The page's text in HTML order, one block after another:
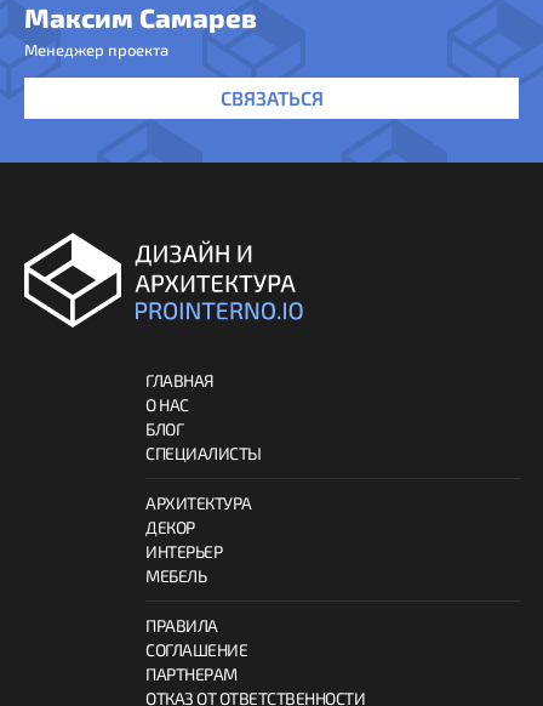
Максим Самарев
Менеджер проекта
СВЯЗАТЬСЯ
ГЛАВНАЯ
О НАС
БЛОГ
СПЕЦИАЛИСТЫ
АРХИТЕКТУРА
ДЕКОР
ИНТЕРЬЕР
МЕБЕЛЬ
ПРАВИЛА
СОГЛАШЕНИЕ
ПАРТНЕРАМ
ОТКАЗ ОТ ОТВЕТСТВЕННОСТИ